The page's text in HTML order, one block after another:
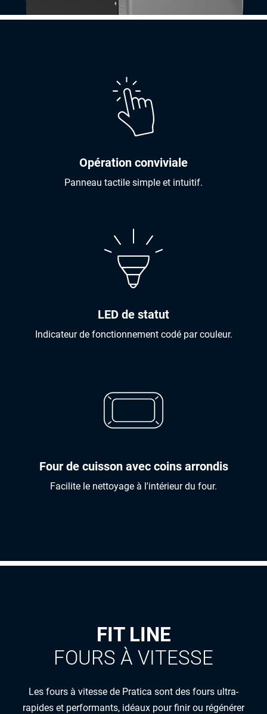
Opération conviviale
Panneau tactile simple et intuitif.
LED de statut
Indicateur de fonctionnement codé par couleur.
Four de cuisson avec coins arrondis
Facilite le nettoyage à l'intérieur du four.
FIT LINE
FOURS À VITESSE
Les fours à vitesse de Pratica sont des fours ultra-
rapides et performants, idéaux pour finir ou régénérer